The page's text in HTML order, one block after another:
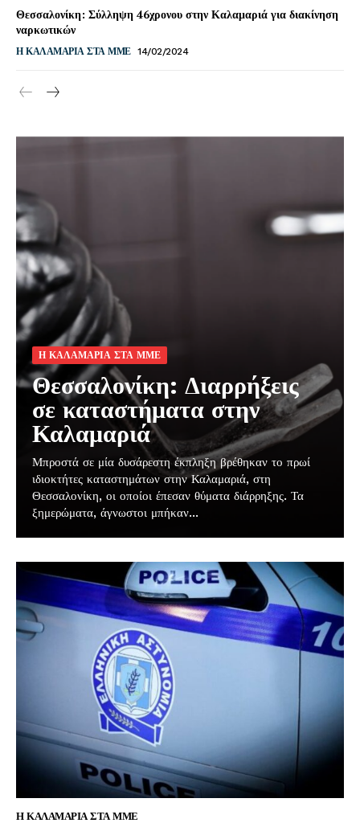
Θεσσαλονίκη: Σύλληψη 46χρονου στην Καλαμαριά για διακίνηση
ναρκωτικών
Η ΚΑΛΑΜΑΡΙΑ ΣΤΑ ΜΜΕ 14/02/2024
Η ΚΑΛΑΜΑΡΙΑ ΣΤΑ ΜΜΕ
Θεσσαλονίκη: Διαρρήξεις
σε καταστήματα στην
Καλαμαριά
Μπροστά σε μία δυσάρεστη έκπληξη βρέθηκαν το πρωί
ιδιοκτήτες καταστημάτων στην Καλαμαριά, στη
Θεσσαλονίκη, οι οποίοι έπεσαν θύματα διάρρηξης. Τα
ξημερώματα, άγνωστοι μπήκαν...
Η ΚΑΛΑΜΑΡΙΑ ΣΤΑ ΜΜΕ